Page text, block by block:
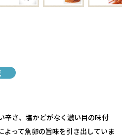
辛さ、塩かどがなく濃い目の味付
よって魚卵の旨味を引き出していま